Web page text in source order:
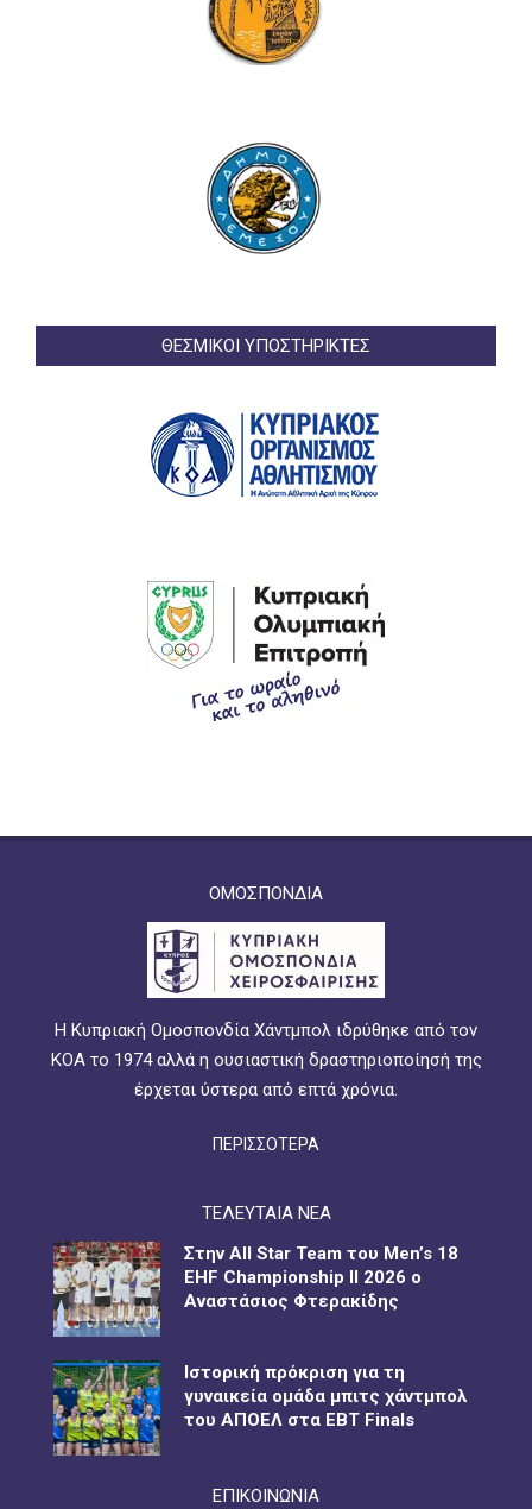
ΘΕΣΜΙΚΟΙ ΥΠΟΣΤΗΡΙΚΤΕΣ
ΟΜΟΣΠΟΝΔΙΑ
Η Κυπριακή Ομοσπονδία Χάντμπολ ιδρύθηκε από τον
ΚΟΑ το 1974 αλλά η ουσιαστική δραστηριοποίησή της
έρχεται ύστερα από επτά χρόνια.
ΠΕΡΙΣΣΟΤΕΡΑ
ΤΕΛΕΥΤΑΙΑ ΝΕΑ
Στην All Star Team του Men’s 18
EHF Championship II 2026 ο
Αναστάσιος Φτερακίδης
Ιστορική πρόκριση για τη
γυναικεία ομάδα μπιτς χάντμπολ
του ΑΠΟΕΛ στα EBT Finals
ΕΠΙΚΟΙΝΩΝΙΑ